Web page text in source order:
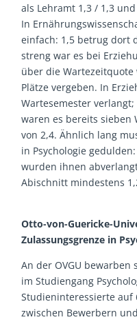
als Lehramt 1,3 / 1,3
In
einfach: 1,5 betrug dort
streng war es bei
über die
Plätze vergeben. In
Wartesemester
waren es bereits sieben
von 2,4. Ähnlich lang
in Psychologie
wurden ihnen
Abischnitt mindestens
Otto-von-Guericke-
Zulassungsgrenze in
An der OVGU
im Studiengang
Studieninteressierte auf
zwischen Bewerbern